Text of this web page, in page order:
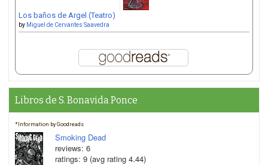
Los baños de Argel (Teatro)
by Miguel de Cervantes Saavedra
Libros de S. Bonavida Ponce
*Information by Goodreads
Smoking Dead
reviews: 6
ratings: 9 (avg rating 4.44)